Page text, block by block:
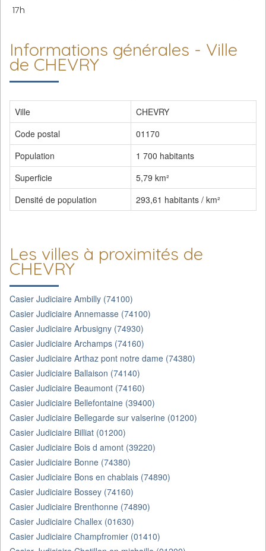
17h
Informations générales - Ville
de CHEVRY
Ville
CHEVRY
Code postal
01170
Population
1 700 habitants
Superficie
5,79 km²
Densité de population
293,61 habitants / km²
Les villes à proximités de
CHEVRY
Casier Judiciaire Ambilly (74100)
Casier Judiciaire Annemasse (74100)
Casier Judiciaire Arbusigny (74930)
Casier Judiciaire Archamps (74160)
Casier Judiciaire Arthaz pont notre dame (74380)
Casier Judiciaire Ballaison (74140)
Casier Judiciaire Beaumont (74160)
Casier Judiciaire Bellefontaine (39400)
Casier Judiciaire Bellegarde sur valserine (01200)
Casier Judiciaire Billiat (01200)
Casier Judiciaire Bois d amont (39220)
Casier Judiciaire Bonne (74380)
Casier Judiciaire Bons en chablais (74890)
Casier Judiciaire Bossey (74160)
Casier Judiciaire Brenthonne (74890)
Casier Judiciaire Challex (01630)
Casier Judiciaire Champfromier (01410)